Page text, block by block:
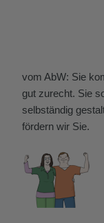
vom AbW: Sie
gut zurecht. Sie
selbständig
fördern wir Sie.